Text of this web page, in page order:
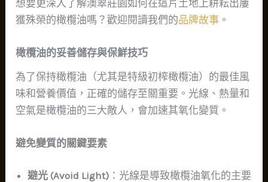
想要更深入了解澳翠莊園如何在這片土地上耕耘出屢
獲殊榮的橄欖油嗎？歡迎閱讀我們的品牌故事 。
橄欖油的妥善儲存與保鮮技巧
為了保持橄欖油（尤其是特級初榨橄欖油）的最佳風
味和營養價值，正確的儲存至關重要。光線、熱量和
空氣是橄欖油的三大敵人，會加速其氧化變質。
避免變質的關鍵要素
避光 (Avoid Light) ：光線是導致橄欖油氧化的主要